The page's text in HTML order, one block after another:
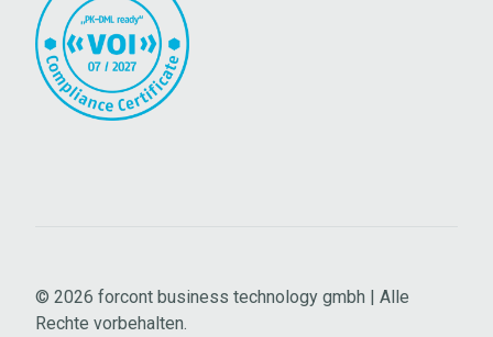
© 2026 forcont business technology gmbh | Alle
Rechte vorbehalten.